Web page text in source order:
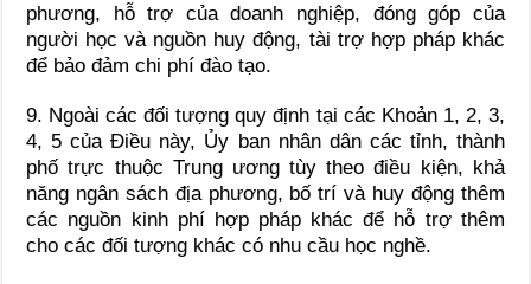
phương, hỗ trợ của doanh nghiệp, đóng góp của
người học và nguồn huy động, tài trợ hợp pháp khác
để bảo đảm chi phí đào tạo.
9. Ngoài các đối tượng quy định tại các Khoản 1, 2, 3,
4, 5 của Điều này, Ủy ban nhân dân các tỉnh, thành
phố trực thuộc Trung ương tùy theo điều kiện, khả
năng ngân sách địa phương, bố trí và huy động thêm
các nguồn kinh phí hợp pháp khác để hỗ trợ thêm
cho các đối tượng khác có nhu cầu học nghề.